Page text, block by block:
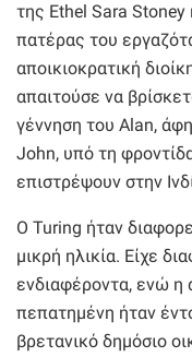
της Ethel Sara
πατέρας του
αποικιοκρατική
απαιτούσε να
γέννηση του Alan,
John, υπό τη
επιστρέψουν στην
Ο Turing ήταν
μικρή ηλικία. Είχε
ενδιαφέροντα, ενώ η
πεπατημένη ήταν
βρετανικό δημόσιο